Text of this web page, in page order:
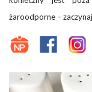
żaroodporne –